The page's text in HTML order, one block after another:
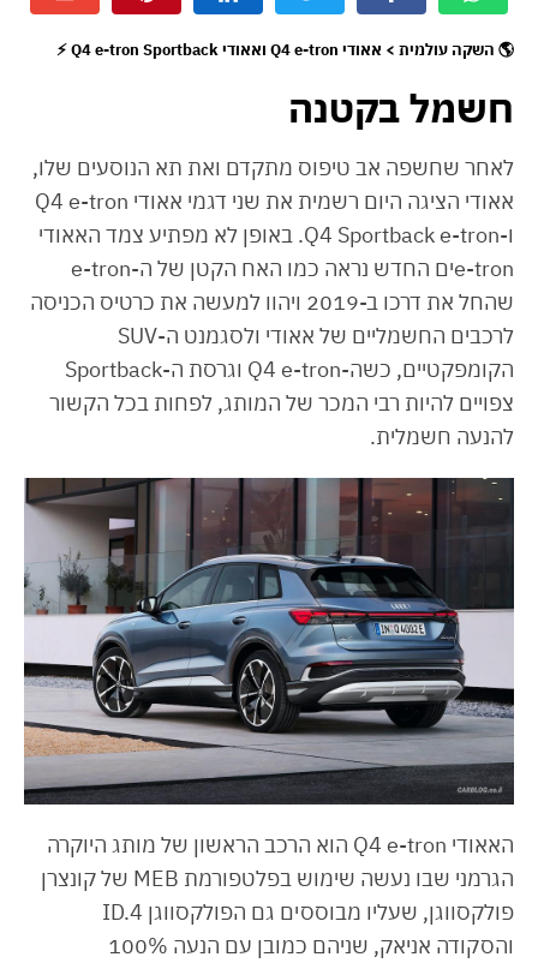
🌎 השקה עולמית > אאודי Q4 e-tron ואאודי Q4 e-tron Sportback ⚡
חשמל בקטנה
לאחר שחשפה אב טיפוס מתקדם ואת תא הנוסעים שלו,
אאודי הציגה היום רשמית את שני דגמי אאודי Q4 e-tron
ו-Q4 Sportback e-tron. באופן לא מפתיע צמד האאודי
e-tronים החדש נראה כמו האח הקטן של ה-e-tron
שהחל את דרכו ב-2019 ויהוו למעשה את כרטיס הכניסה
לרכבים החשמליים של אאודי ולסגמנט ה-SUV
הקומפקטיים, כשה-Q4 e-tron וגרסת ה-Sportback
צפויים להיות רבי המכר של המותג, לפחות בכל הקשור
להנעה חשמלית.
האאודי Q4 e-tron הוא הרכב הראשון של מותג היוקרה
הגרמני שבו נעשה שימוש בפלטפורמת MEB של קונצרן
פולקסווגן, שעליו מבוססים גם הפולקסווגן ID.4
והסקודה אניאק, שניהם כמובן עם הנעה 100%